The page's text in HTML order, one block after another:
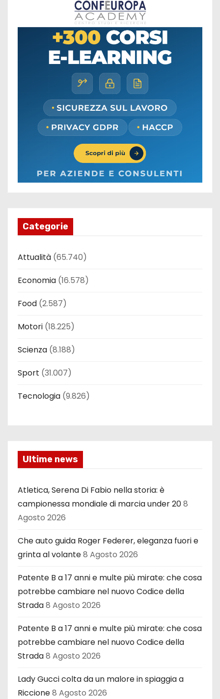
Categorie
Attualità (65.740)
Economia (16.578)
Food (2.587)
Motori (18.225)
Scienza (8.188)
Sport (31.007)
Tecnologia (9.826)
Ultime news
Atletica, Serena Di Fabio nella storia: è
campionessa mondiale di marcia under 208
Agosto 2026
Che auto guida Roger Federer, eleganza fuori e
grinta al volante8 Agosto 2026
Patente B a 17 anni e multe più mirate: che cosa
potrebbe cambiare nel nuovo Codice della
Strada8 Agosto 2026
Patente B a 17 anni e multe più mirate: che cosa
potrebbe cambiare nel nuovo Codice della
Strada8 Agosto 2026
Lady Gucci colta da un malore in spiaggia a
Riccione8 Agosto 2026